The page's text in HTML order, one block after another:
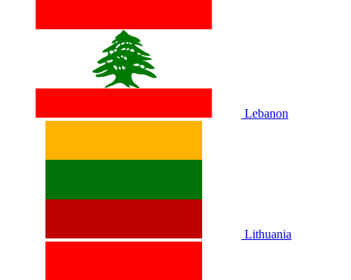
Lebanon
Lithuania